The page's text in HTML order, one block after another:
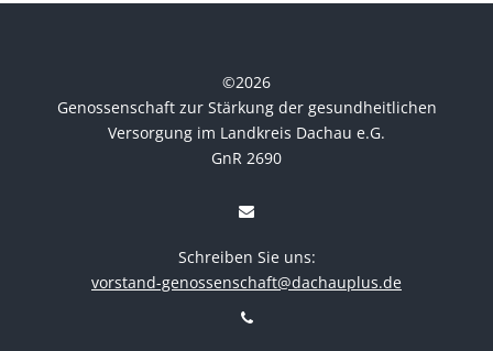
©2026
Genossenschaft zur Stärkung der gesundheitlichen
Versorgung im Landkreis Dachau e.G.
GnR 2690
Schreiben Sie uns:
vorstand-genossenschaft@dachauplus.de